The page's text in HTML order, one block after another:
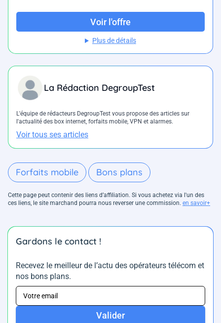
Voir l'offre
Plus de détails
La Rédaction DegroupTest
L'équipe de rédacteurs DegroupTest vous propose des articles sur
l'actualité des box internet, forfaits mobile, VPN et alarmes.
Voir tous ses articles
Forfaits mobile Bons plans
Cette page peut contenir des liens d’affiliation. Si vous achetez via l'un des
ces liens, le site marchand pourra nous reverser une commission. en savoir+
Gardons le contact !
Recevez le meilleur de l’actu des opérateurs télécom et
nos bons plans.
Valider